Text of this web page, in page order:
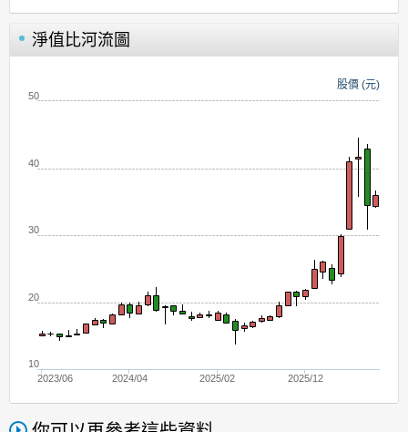
淨值比河流圖
股價 (元)
2023/06 2024/04 2025/02 2025/12
10
20
30
40
50